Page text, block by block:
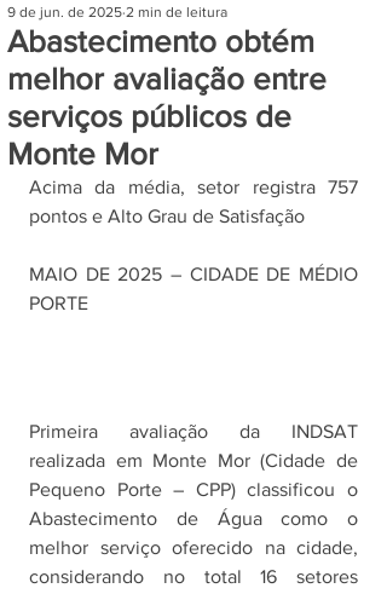
Abastecimento obtém
melhor avaliação entre
serviços públicos de
Monte Mor
9 de jun. de 2025 2 min de leitura
Acima da média, setor registra 757
pontos e Alto Grau de Satisfação
MAIO DE 2025 – CIDADE DE MÉDIO
PORTE
Primeira avaliação da INDSAT
realizada em Monte Mor (Cidade de
Pequeno Porte – CPP) classificou o
Abastecimento de Água como o
melhor serviço oferecido na cidade,
considerando no total 16 setores